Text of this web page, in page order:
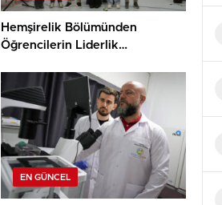
Hemşirelik Bölümünden
Öğrencilerin Liderlik
Çalıştay
EN GÜNCEL